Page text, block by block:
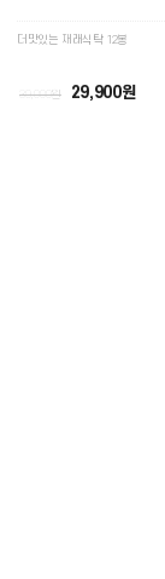
더맛있는 재래식탁 12봉
39,000원 29,900원